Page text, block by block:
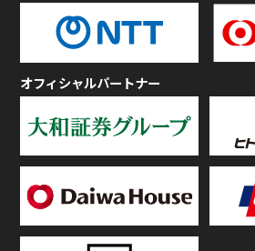
オフィシャルパートナー